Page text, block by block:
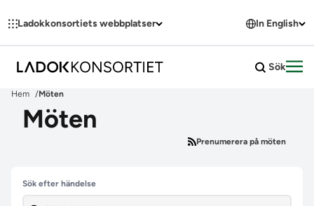
Ladokkonsortiets webbplatser In English
Sök
Hem Möten
Möten
Prenumerera på möten
Hoppa över filter
Sök efter händelse